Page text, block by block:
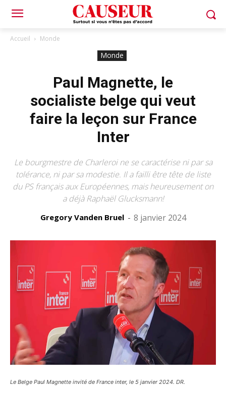
Accueil Monde
Monde
Paul Magnette, le
socialiste belge qui veut
faire la leçon sur France
Inter
Le bourgmestre de Charleroi ne se caractérise ni par sa
tolérance, ni par sa modestie. Il a failli être tête de liste
du PS français aux Européennes, mais heureusement on
a déjà Raphaël Glucksmann!
Gregory Vanden Bruel - 8 janvier 2024
Le Belge Paul Magnette invité de France inter, le 5 janvier 2024. DR.